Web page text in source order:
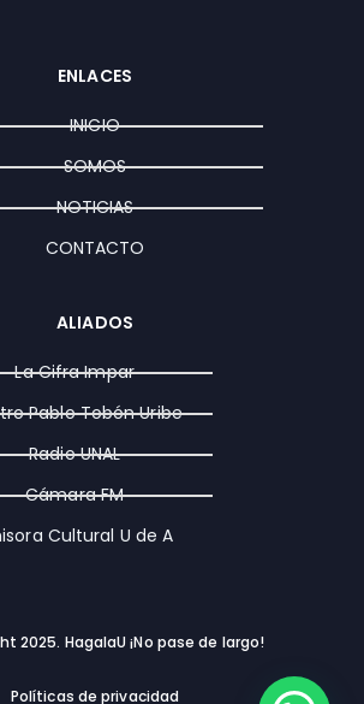
ENLACES
INICIO
SOMOS
NOTICIAS
CONTACTO
ALIADOS
La Cifra Impar
Pablo Tobón Uribe
Radio UNAL
Cámara FM
Cultural U de A
2025. HagalaU ¡No pase de largo!
Políticas de privacidad